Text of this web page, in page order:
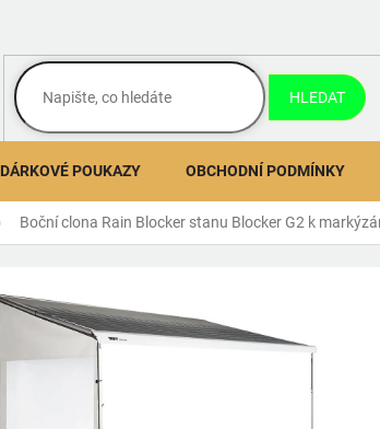
HLEDAT
DÁRKOVÉ POUKAZY OBCHODNÍ PODMÍNKY
Boční clona Rain Blocker stanu Blocker G2 k